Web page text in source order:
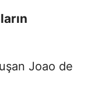
Joao de